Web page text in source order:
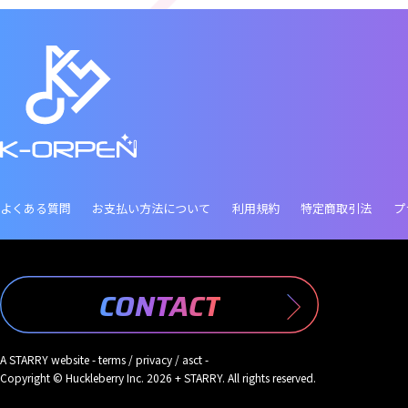
よくある質問 お支払い方法について 利用規約 特定商取引法
CONTACT
ASTARRYwebsite -terms /privacy / asct-
Copyright © Huckleberry Inc. 2026 + STARRY. All rights reserved.